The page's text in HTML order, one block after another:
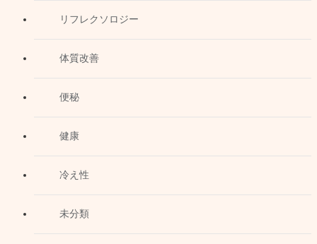
リフレクソロジー
体質改善
便秘
健康
冷え性
未分類